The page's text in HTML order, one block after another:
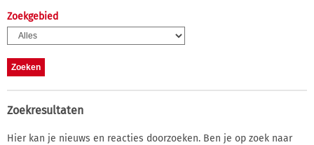
Zoekgebied
Zoekresultaten
Hier kan je nieuws en reacties doorzoeken. Ben je op zoek naar